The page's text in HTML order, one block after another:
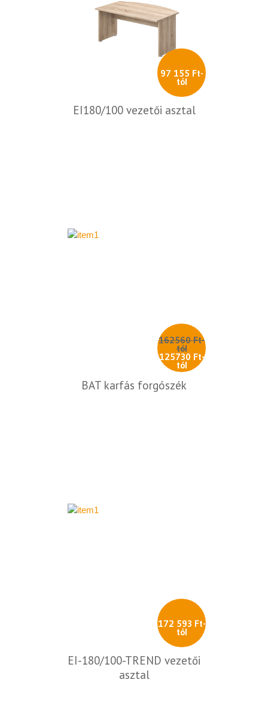
97 155 Ft-
tól
EI180/100 vezetői asztal
162560 Ft-
tól
125730 Ft-
tól
BAT karfás forgószék
172 593 Ft-
tól
EI-180/100-TREND vezetői
asztal